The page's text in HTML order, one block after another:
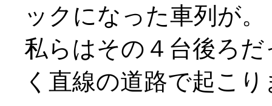
ックになった車列が。
私らはその４台後ろ
く直線の道路で起こ